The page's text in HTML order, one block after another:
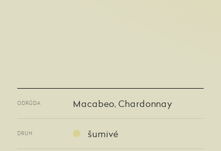
ODRŮDA Macabeo, Chardonnay
DRUH šumivé